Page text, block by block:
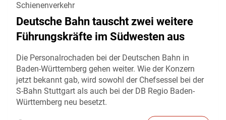
Schienenverkehr
Deutsche Bahn tauscht zwei weitere
Führungskräfte im Südwesten aus
Die Personalrochaden bei der Deutschen Bahn in
Baden-Württemberg gehen weiter. Wie der Konzern
jetzt bekannt gab, wird sowohl der Chefsessel bei der
S-Bahn Stuttgart als auch bei der DB Regio Baden-
Württemberg neu besetzt.